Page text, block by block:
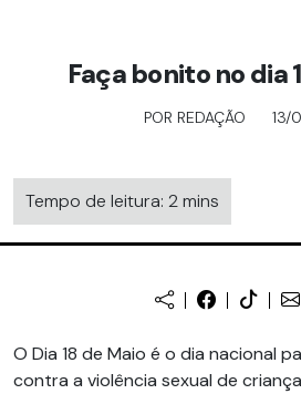
Faça bonito no dia
POR REDAÇÃO 13/
Tempo de leitura: 2 mins
O Dia 18 de Maio é o dia nacional
contra a violência sexual de